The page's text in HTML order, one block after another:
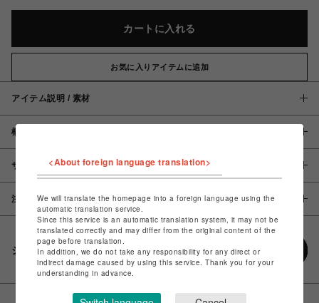
カートに入れる
お気に入りアイテムに追加
アイテム説明 / 素材
概要
サイズ
注意事項
シェアする
<About foreign language translation>
We will translate the homepage into a foreign language using the
automatic translation service.
Since this service is an automatic translation system, it may not be
translated correctly and may differ from the original content of the
page before translation.
In addition, we do not take any responsibility for any direct or
indirect damage caused by using this service. Thank you for your
understanding in advance.